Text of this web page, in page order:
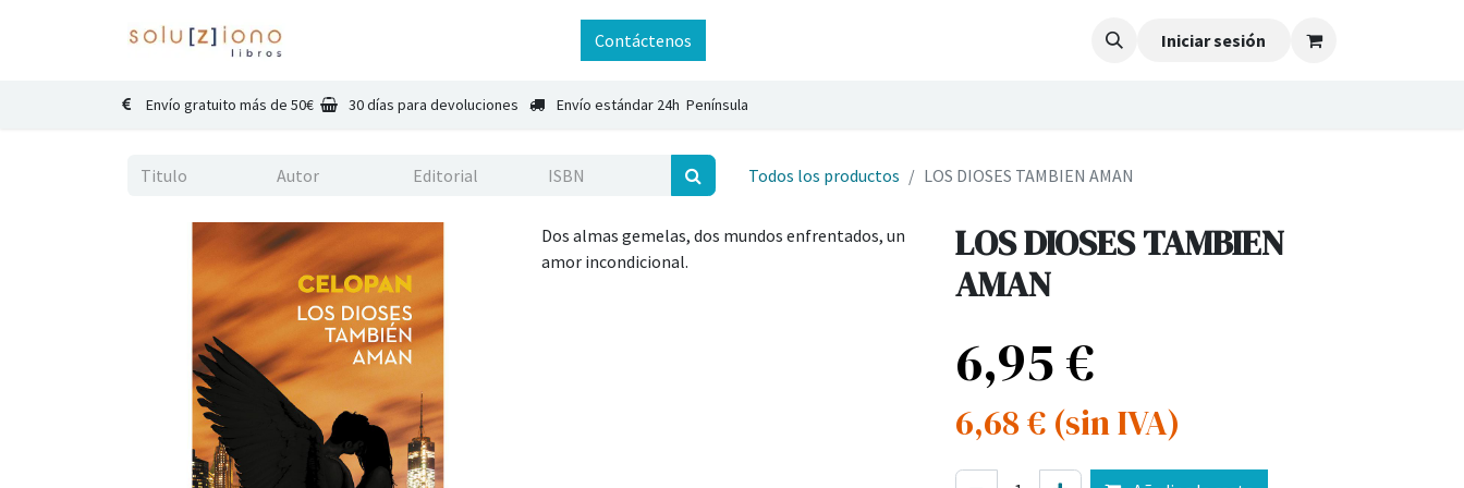
Contáctenos Iniciar sesión
Envío gratuito más de 50€ 30 días para devoluciones Envío estándar 24h Península
Todos los productos LOS DIOSES TAMBIEN AMAN
Dos almas gemelas, dos mundos enfrentados, un
amor incondicional.
LOS DIOSES TAMBIEN
AMAN
6,95€
6,68€ (sin IVA)